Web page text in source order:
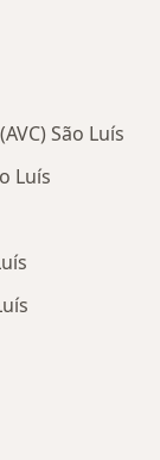
São Luís
Luís